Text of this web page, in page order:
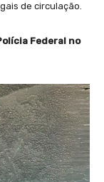
de circulação.
Federal no